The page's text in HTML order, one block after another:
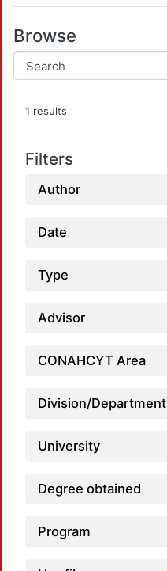
Browse
1 results
Filters
Author
Date
Type
Advisor
CONAHCYT Area
Division/Department
University
Degree obtained
Program